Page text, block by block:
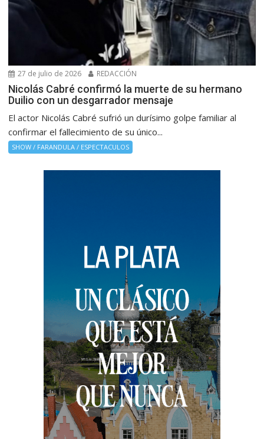
27 de julio de 2026 REDACCIÓN
Nicolás Cabré confirmó la muerte de su hermano
Duilio con un desgarrador mensaje
El actor Nicolás Cabré sufrió un durísimo golpe familiar al
confirmar el fallecimiento de su único...
SHOW / FARANDULA / ESPECTACULOS